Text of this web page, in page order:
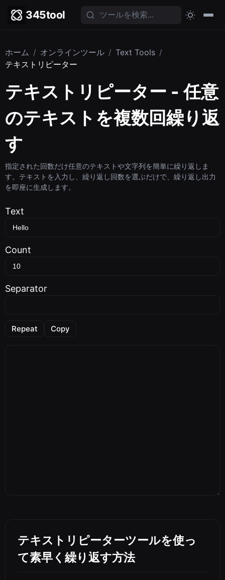
345tool
ホーム / オンラインツール / Text Tools /
テキストリピーター
テキストリピーター - 任意
のテキストを複数回繰り返
す
指定された回数だけ任意のテキストや文字列を簡単に繰り返しま
す。テキストを入力し、繰り返し回数を選ぶだけで、繰り返し出力
を即座に生成します。
Text
Count
Separator
Repeat Copy
テキストリピーターツールを使っ
て素早く繰り返す方法